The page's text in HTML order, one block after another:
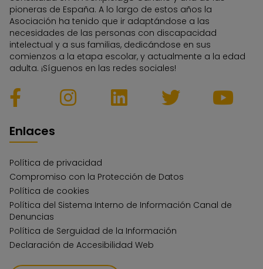
pioneras de España. A lo largo de estos años la
Asociación ha tenido que ir adaptándose a las
necesidades de las personas con discapacidad
intelectual y a sus familias, dedicándose en sus
comienzos a la etapa escolar, y actualmente a la edad
adulta. ¡Síguenos en las redes sociales!
Enlaces
Política de privacidad
Compromiso con la Protección de Datos
Política de cookies
Política del Sistema Interno de Información Canal de
Denuncias
Política de Serguidad de la Información
Declaración de Accesibilidad Web